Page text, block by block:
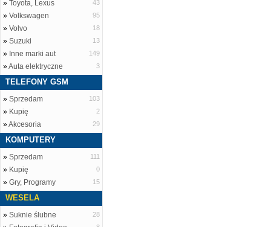
» Toyota, Lexus 43
» Volkswagen 95
» Volvo 18
» Suzuki 13
» Inne marki aut 149
»Auta elektryczne 3
TELEFONY GSM
» Sprzedam 103
» Kupię 2
»Akcesoria 29
KOMPUTERY
» Sprzedam 111
» Kupię 0
» Gry, Programy 15
WESELA
» Suknie ślubne 28